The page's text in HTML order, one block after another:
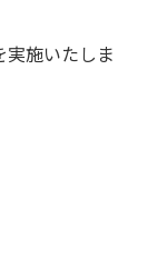
施いたしま